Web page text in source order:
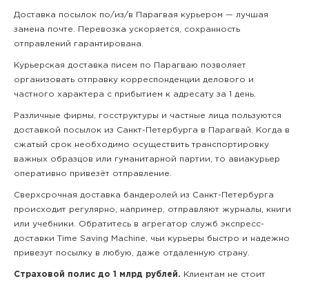
Доставка посылок по/из/в Парагвая курьером — лучшая
замена почте. Перевозка ускоряется, сохранность
отправлений гарантирована.
Курьерская доставка писем по Парагваю позволяет
организовать отправку корреспонденции делового и
частного характера с прибытием к адресату за 1 день.
Различные фирмы, госструктуры и частные лица пользуются
доставкой посылок из Санкт-Петербурга в Парагвай. Когда в
сжатый срок необходимо осуществить транспортировку
важных образцов или гуманитарной партии, то авиакурьер
оперативно привезёт отправление.
Сверхсрочная доставка бандеролей из Санкт-Петербурга
происходит регулярно, например, отправляют журналы, книги
или учебники. Обратитесь в агрегатор служб экспресс-
доставки Time Saving Machine, чьи курьеры быстро и надежно
привезут посылку в любую, даже отдаленную страну.
Страховой полис до 1 млрд рублей. Клиентам не стоит